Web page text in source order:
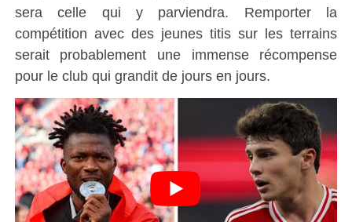
sera celle qui y parviendra. Remporter la
compétition avec des jeunes titis sur les terrains
serait probablement une immense récompense
pour le club qui grandit de jours en jours.